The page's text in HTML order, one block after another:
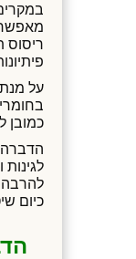
ריסוס
על
כמובן
הדברה
לגינות
להרבה
כיום